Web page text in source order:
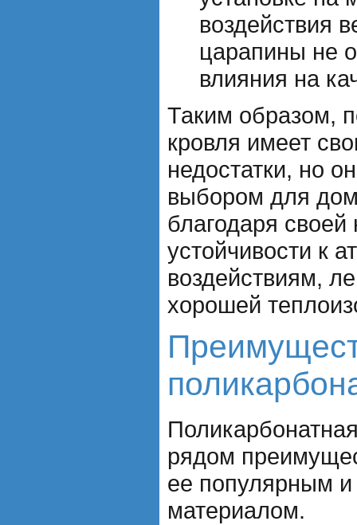
воздействия
царапины не
влияния на
Таким образом,
кровля имеет
недостатки, но
выбором для
благодаря
устойчивости к
воздействиям,
хорошей
рядом
ее популярным
материалом.